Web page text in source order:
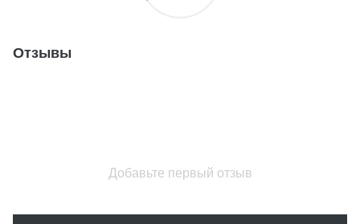
Отзывы
Добавьте первый отзыв